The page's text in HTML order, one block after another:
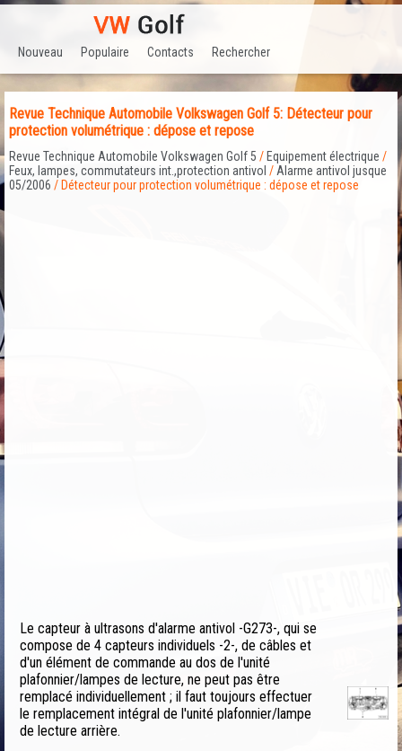
Nouveau Populaire Contacts Rechercher
Revue Technique Automobile Volkswagen Golf 5: Détecteur pour
protection volumétrique : dépose et repose
Revue Technique Automobile Volkswagen Golf 5 / Equipement électrique /
Feux, lampes, commutateurs int.,protection antivol /Alarme antivol jusque
05/2006 / Détecteur pour protection volumétrique : dépose et repose
Le capteur à ultrasons d'alarme antivol -G273-, qui se
compose de 4 capteurs individuels -2-, de câbles et
d'un élément de commande au dos de l'unité
plafonnier/lampes de lecture, ne peut pas être
remplacé individuellement ; il faut toujours effectuer
le remplacement intégral de l'unité plafonnier/lampe
de lecture arrière.